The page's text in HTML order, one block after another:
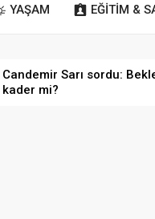
YAŞAM EĞİTİM &
Candemir Sarı sordu:
kader mi?